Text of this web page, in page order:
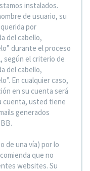
instalados.
de usuario, su
por
del cabello,
durante el proceso
según el criterio de
del cabello,
En cualquier caso,
en su cuenta será
cuenta, usted tiene
generados
de una vía) por lo
que no
websites. Su